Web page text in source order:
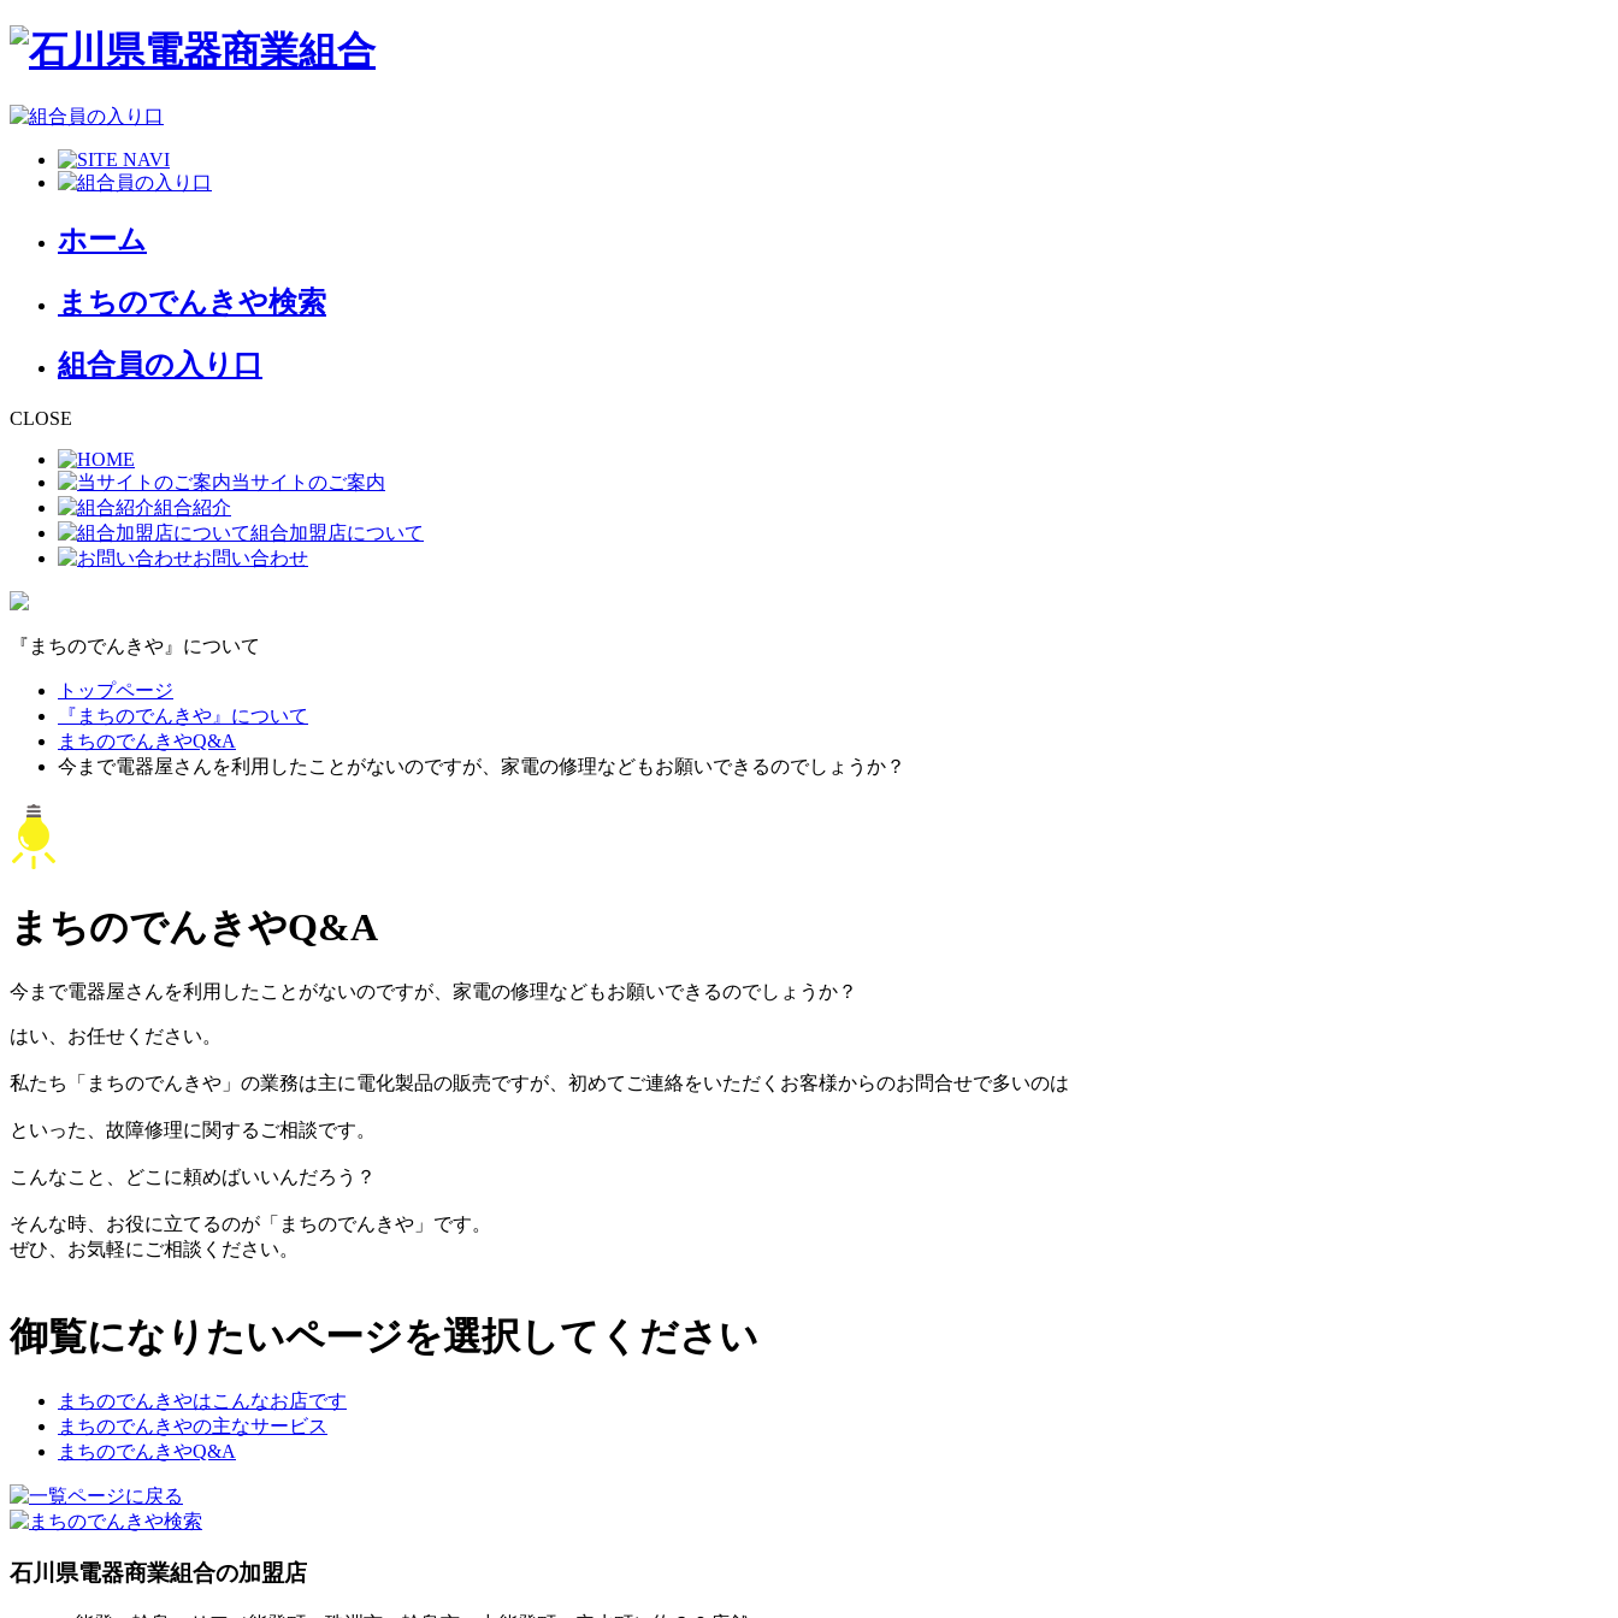
ホーム
まちのでんきや検索
組合員の入り口
CLOSE
当サイトのご案内
組合紹介
組合加盟店について
お問い合わせ
『まちのでんきや』について
トップページ
『まちのでんきや』について
まちのでんきやQ&A
今まで電器屋さんを利用したことがないのですが、家電の修理などもお願いできるのでしょうか？
まちのでんきやQ&A
今まで電器屋さんを利用したことがないのですが、家電の修理などもお願いできるのでしょうか？
はい、お任せください。
私たち「まちのでんきや」の業務は主に電化製品の販売ですが、初めてご連絡をいただくお客様からのお問合せで多いのは
といった、故障修理に関するご相談です。
こんなこと、どこに頼めばいいんだろう？
そんな時、お役に立てるのが「まちのでんきや」です。
ぜひ、お気軽にご相談ください。
御覧になりたいページを選択してください
まちのでんきやはこんなお店です
まちのでんきやの主なサービス
まちのでんきやQ&A
石川県電器商業組合の加盟店